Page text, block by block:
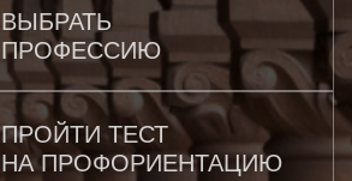
ВЫБРАТЬ
ПРОФЕССИЮ
ПРОЙТИ ТЕСТ
НА ПРОФОРИЕНТАЦИЮ